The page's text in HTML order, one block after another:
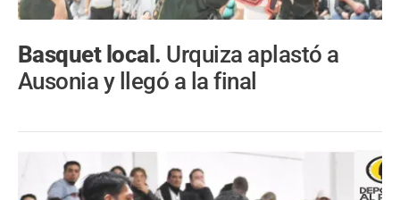
Basquet local. Urquiza aplastó a
Ausonia y llegó a la final